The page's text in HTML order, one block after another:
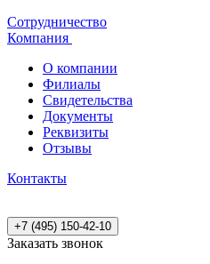
Сотрудничество
Компания
О компании
Филиалы
Свидетельства
Документы
Реквизиты
Отзывы
Контакты
+7 (495) 150-42-10
Заказать звонок